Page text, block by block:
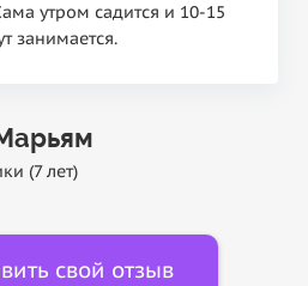
утром садится и 10-15
занимается.
(7 лет)
свой отзыв